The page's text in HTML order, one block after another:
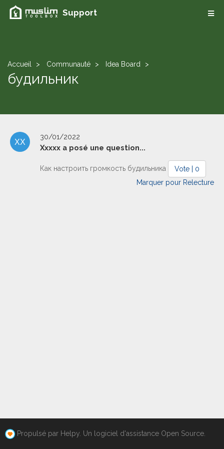
Support
Accueil Communauté Idea Board
будильник
30/01/2022
Ххххх a posé une question...
Как настроить громкость будильника
Vote | 0
Marquer pour Relecture
Propulsé par Helpy. Un logiciel d'assistance Open Source.